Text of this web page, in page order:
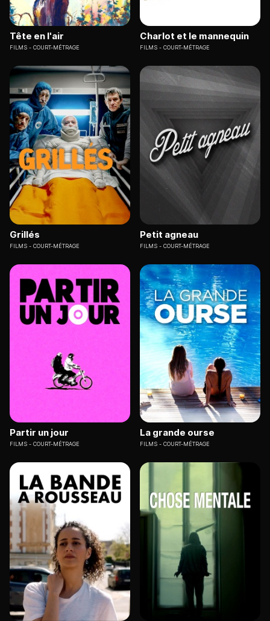
Tête en l'air
FILMS COURT-MÉTRAGE
Charlot et le mannequin
FILMS COURT-MÉTRAGE
Grillés
FILMS COURT-MÉTRAGE
Petit agneau
FILMS COURT-MÉTRAGE
Partir un jour
FILMS COURT-MÉTRAGE
La grande ourse
FILMS COURT-MÉTRAGE